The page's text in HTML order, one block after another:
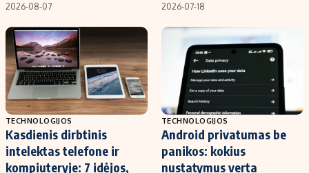
2026-08-07 2026-07-18
TECHNOLOGIJOS
Kasdienis dirbtinis
intelektas telefone ir
kompiuteryje: 7 idėjos,
TECHNOLOGIJOS
Android privatumas be
panikos: kokius
nustatymus verta